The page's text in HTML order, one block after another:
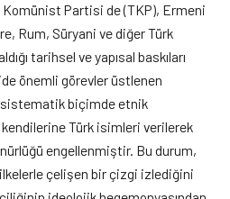
Komünist Partisi de (TKP), Ermeni
Rum, Süryani ve diğer Türk
tarihsel ve yapısal baskıları
önemli görevler üstlenen
sistematik biçimde etnik
kendilerine Türk isimleri verilerek
engellenmiştir. Bu durum,
çelişen bir çizgi izlediğini